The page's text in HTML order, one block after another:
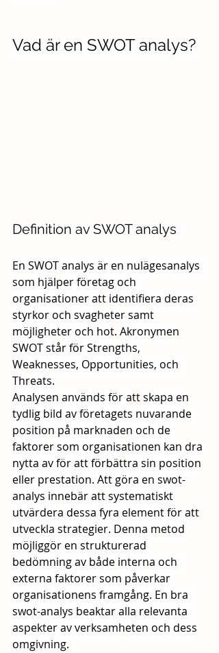
Vad är en SWOT analys?
Definition av SWOT analys
En SWOT analys är en nulägesanalys
som hjälper företag och
organisationer att identifiera deras
styrkor och svagheter samt
möjligheter och hot. Akronymen
SWOT står för Strengths,
Weaknesses, Opportunities, och
Threats.
Analysen används för att skapa en
tydlig bild av företagets nuvarande
position på marknaden och de
faktorer som organisationen kan dra
nytta av för att förbättra sin position
eller prestation. Att göra en swot-
analys innebär att systematiskt
utvärdera dessa fyra element för att
utveckla strategier. Denna metod
möjliggör en strukturerad
bedömning av både interna och
externa faktorer som påverkar
organisationens framgång. En bra
swot-analys beaktar alla relevanta
aspekter av verksamheten och dess
omgivning.